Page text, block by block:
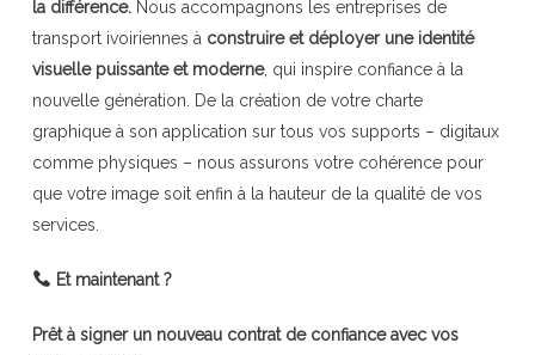
la différence.Nous accompagnons les entreprises de
transport ivoiriennes à construire et déployer une identité
visuelle puissante et moderne, qui inspire confiance à la
nouvelle génération. De la création de votre charte
graphique à son application sur tous vos supports – digitaux
comme physiques – nous assurons votre cohérence pour
que votre image soit enfin à la hauteur de la qualité de vos
services.
Et maintenant ?
Prêt à signer un nouveau contrat de confiance avec vos